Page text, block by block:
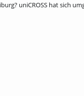
uniCROSS hat sich